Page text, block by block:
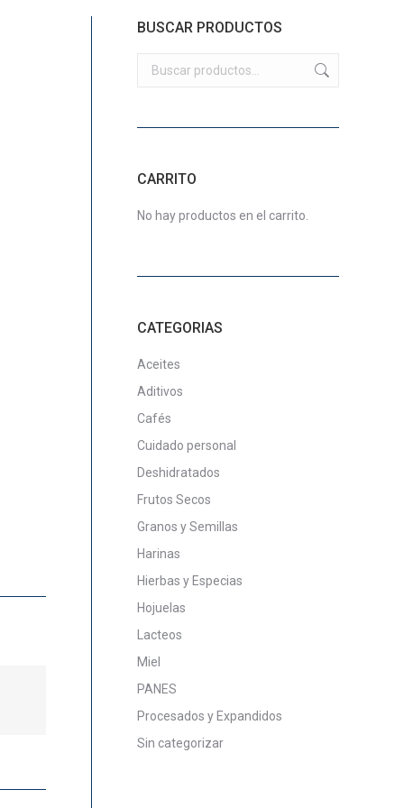
BUSCAR PRODUCTOS
CARRITO
No hay productos en el carrito.
CATEGORIAS
Aceites
Aditivos
Cafés
Cuidado personal
Deshidratados
Frutos Secos
Granos y Semillas
Harinas
Hierbas y Especias
Hojuelas
Lacteos
Miel
PANES
Procesados y Expandidos
Sin categorizar